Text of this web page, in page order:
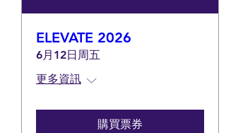
ELEVATE 2026
6月12日周五
更多資訊
購買票券